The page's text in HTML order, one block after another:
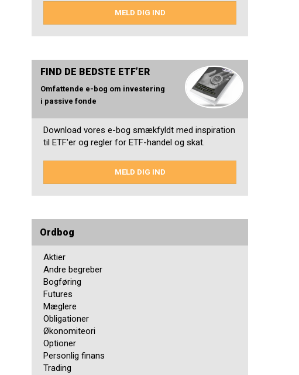
MELD DIG IND
FIND DE BEDSTE ETF’ER
Omfattende e-bog om investering
i passive fonde
Download vores e-bog smækfyldt med inspiration
til ETF'er og regler for ETF-handel og skat.
MELD DIG IND
Ordbog
Aktier
Andre begreber
Bogføring
Futures
Mæglere
Obligationer
Økonomiteori
Optioner
Personlig finans
Trading